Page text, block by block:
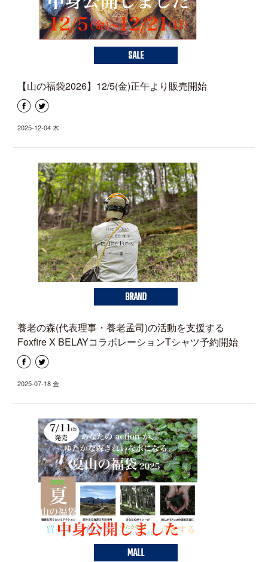
SALE
【山の福袋2026】12/5(金)正午より販売開始
2025-12-04 木
BRAND
養老の森(代表理事・養老孟司)の活動を支援する
Foxfire X BELAYコラボレーションTシャツ予約開始
2025-07-18 金
MALL